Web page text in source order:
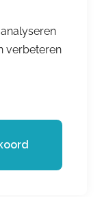
verbeteren